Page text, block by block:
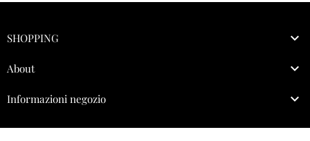
SHOPPING 
About 
Informazioni negozio 